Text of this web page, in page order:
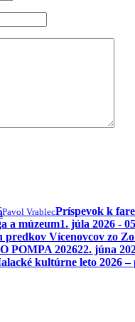
Pavol VrablecPríspevok k
a múzeum1. júla 2026 -
predkov Vícenovcov zo
POMPA 202622. júna
kultúrne leto 2026 –